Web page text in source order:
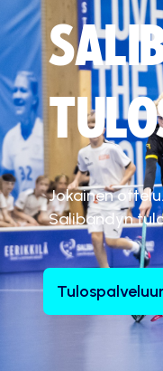
Jokainen
Salibandyn